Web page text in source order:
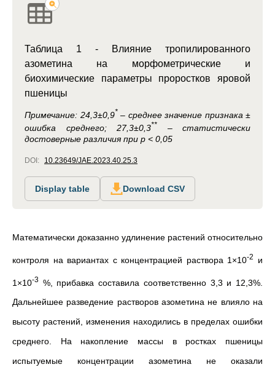
Таблица 1 - Влияние тропилированного
азометина на морфометрические и
биохимические параметры проростков яровой
пшеницы
Примечание: 24,3±0,9*– среднее значение признака ±
ошибка среднего; 27,3±0,3**
– статистически
достоверные различия при р < 0,05
DOI: 10.23649/JAE.2023.40.25.3
Display table Download CSV
Математически доказанно удлинение растений относительно
контроля на вариантах с концентрацией раствора 1×10-2 и
1×10-3 %, прибавка составила соответственно 3,3 и 12,3%.
Дальнейшее разведение растворов азометина не влияло на
высоту растений, изменения находились в пределах ошибки
среднего. На накопление массы в ростках пшеницы
испытуемые концентрации азометина не оказали